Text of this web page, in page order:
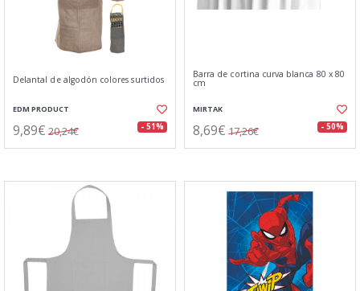
Delantal de algodón colores surtidos
EDM PRODUCT
9,89€ 20,24€ - 51%
Barra de cortina curva blanca 80 x 80
cm
MIRTAK
8,69€ 17,26€ - 50%